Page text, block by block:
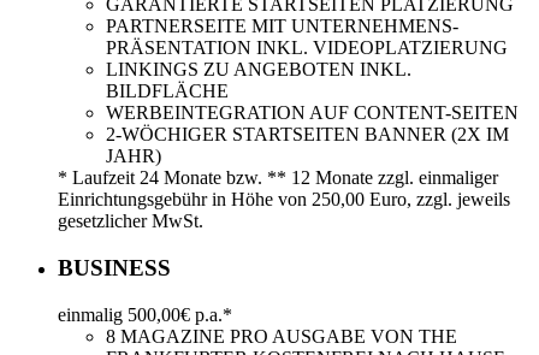
GARANTIERTE STARTSEITEN PLATZIERUNG
PARTNERSEITE MIT UNTERNEHMENS-
PRÄSENTATION INKL. VIDEOPLATZIERUNG
LINKINGS ZU ANGEBOTEN INKL.
BILDFLÄCHE
WERBEINTEGRATION AUF CONTENT-SEITEN
2-WÖCHIGER STARTSEITEN BANNER (2X IM
JAHR)
* Laufzeit 24 Monate bzw. ** 12 Monate zzgl. einmaliger
Einrichtungsgebühr in Höhe von 250,00 Euro, zzgl. jeweils
gesetzlicher MwSt.
BUSINESS
einmalig 500,00€ p.a.*
8 MAGAZINE PRO AUSGABE VON THE